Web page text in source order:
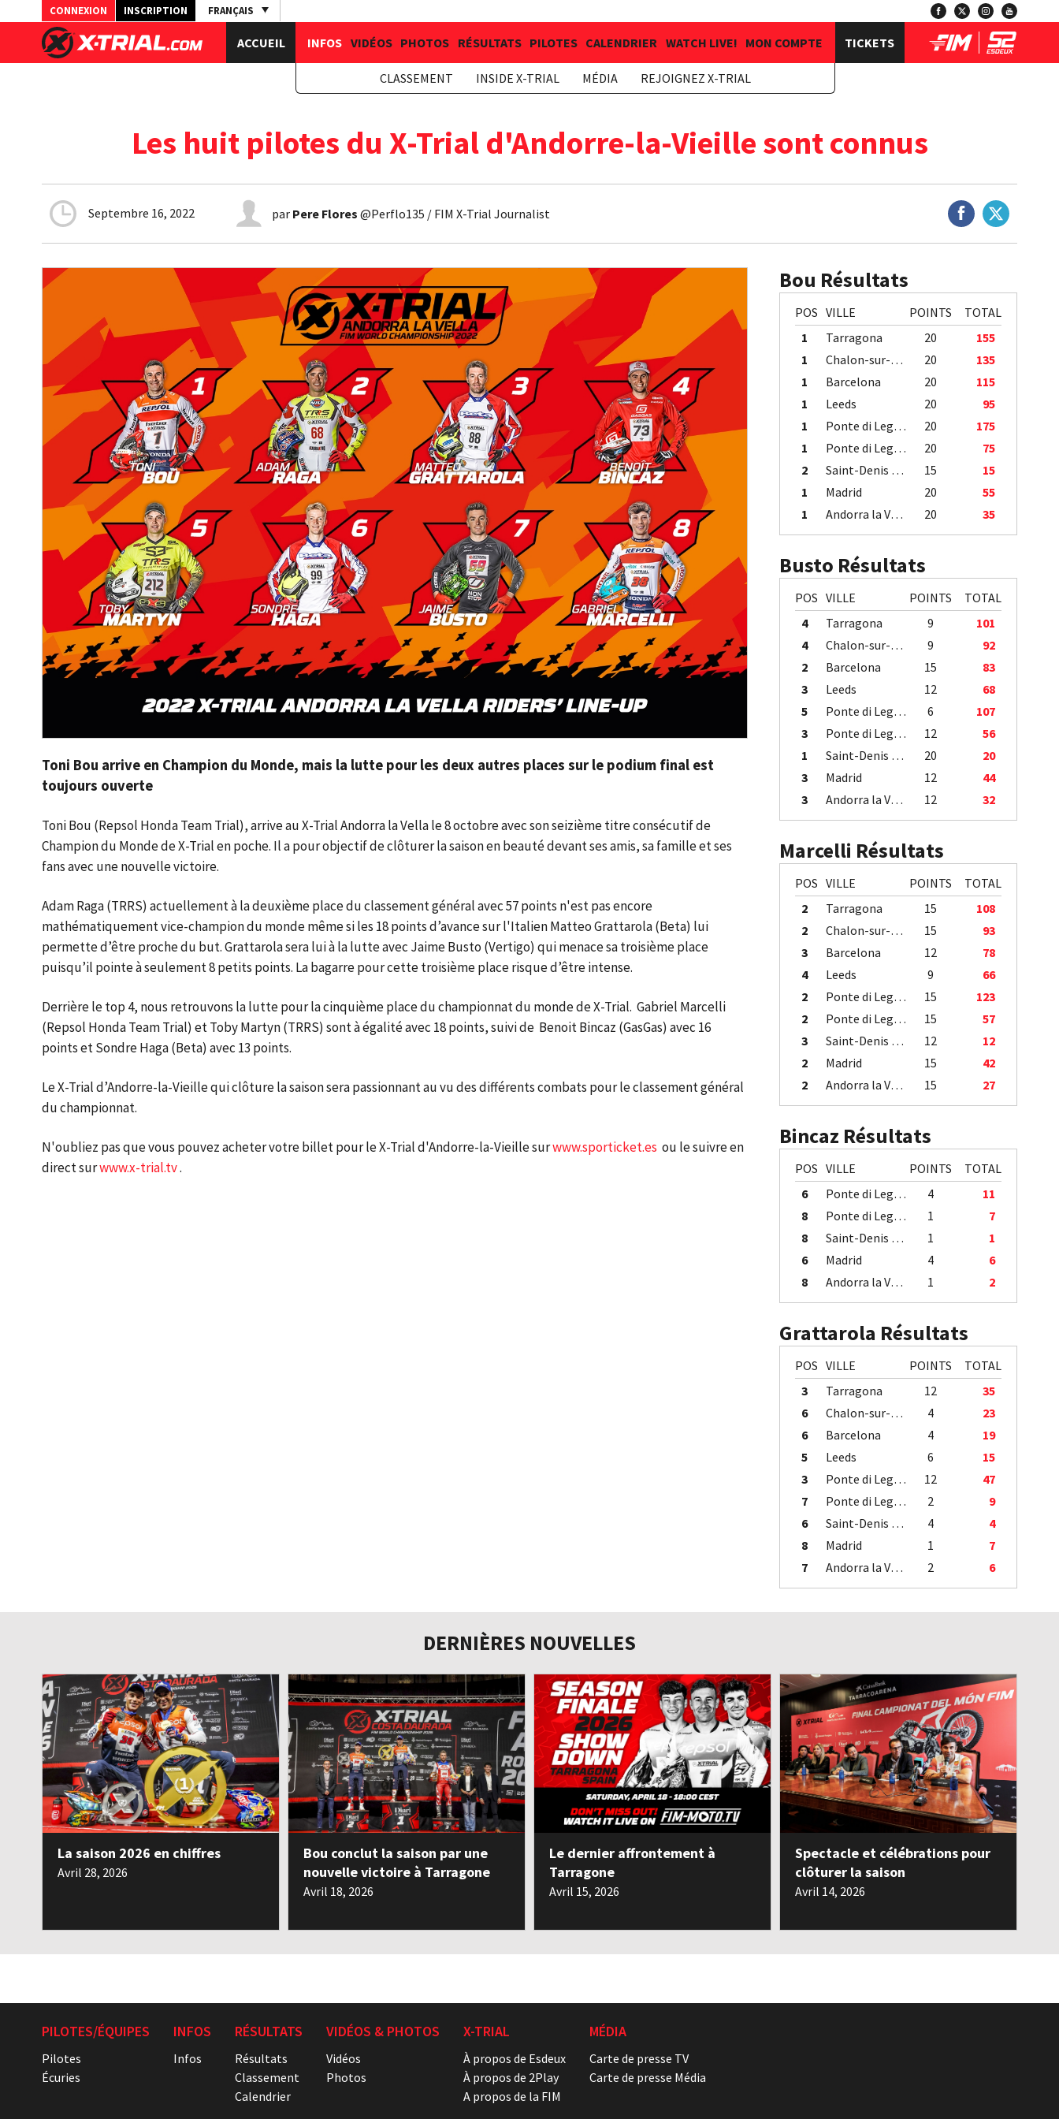
CONNEXION INSCRIPTION FRANÇAIS
ACCUEIL INFOS VIDÉOS PHOTOS RÉSULTATS PILOTES CALENDRIER WATCH LIVE! MON COMPTE
CLASSEMENT INSIDE X-TRIAL MÉDIA REJOIGNEZ X-TRIAL
TICKETS
Les huit pilotes du X-Trial d'Andorre-la-Vieille sont connus
Septembre 16, 2022 par Pere Flores @Perflo135 / FIM X-Trial Journalist
Toni Bou arrive en Champion du Monde, mais la lutte pour les deux autres places sur le podium final est
toujours ouverte
Toni Bou (Repsol Honda Team Trial), arrive au X-Trial Andorra la Vella le 8 octobre avec son seizième titre consécutif de
Champion du Monde de X-Trial en poche. Il a pour objectif de clôturer la saison en beauté devant ses amis, sa famille et ses
fans avec une nouvelle victoire.
Adam Raga (TRRS) actuellement à la deuxième place du classement général avec 57 points n'est pas encore
mathématiquement vice-champion du monde même si les 18 points d’avance sur l'Italien Matteo Grattarola (Beta) lui
permette d’être proche du but. Grattarola sera lui à la lutte avec Jaime Busto (Vertigo) qui menace sa troisième place
puisqu’il pointe à seulement 8 petits points. La bagarre pour cette troisième place risque d’être intense.
Derrière le top 4, nous retrouvons la lutte pour la cinquième place du championnat du monde de X-Trial. Gabriel Marcelli
(Repsol Honda Team Trial) et Toby Martyn (TRRS) sont à égalité avec 18 points, suivi de Benoit Bincaz (GasGas) avec 16
points et Sondre Haga (Beta) avec 13 points.
Le X-Trial d’Andorre-la-Vieille qui clôture la saison sera passionnant au vu des différents combats pour le classement général
du championnat.
N'oubliez pas que vous pouvez acheter votre billet pour le X-Trial d'Andorre-la-Vieille surwww.sporticket.es ou le suivre en
direct surwww.x-trial.tv.
Bou Résultats
POS VILLE POINTS
TOTAL
1
Tarragona 20
155
1
Chalon-sur-Saône 20
135
1
Barcelona 20
115
1
Leeds 20
95
1
Ponte di Legno 20
175
1
Ponte di Legno 20
75
2
Saint-Denis / Île de la Réunion 15
15
1
Madrid 20
55
1
Andorra la Vella 20 35
Busto Résultats
POS VILLE POINTS
TOTAL
4
Tarragona 9
101
4
Chalon-sur-Saône 9
92
2
Barcelona 15
83
3
Leeds 12
68
5
Ponte di Legno 6
107
3
Ponte di Legno 12
56
1
Saint-Denis / Île de la Réunion 20
20
3
Madrid 12
44
3
Andorra la Vella 12 32
Marcelli Résultats
POS VILLE POINTS
TOTAL
2
Tarragona 15
108
2
Chalon-sur-Saône 15
93
3
Barcelona 12
78
4
Leeds 9
66
2
Ponte di Legno 15
123
2
Ponte di Legno 15
57
3
Saint-Denis / Île de la Réunion 12
12
2
Madrid 15
42
2
Andorra la Vella 15 27
Bincaz Résultats
POS VILLE POINTS
TOTAL
6
Ponte di Legno 4
11
8
Ponte di Legno 1
7
8
Saint-Denis / Île de la Réunion 1
1
6
Madrid 4
6
8
Andorra la Vella 1 2
Grattarola Résultats
POS VILLE POINTS
TOTAL
3
Tarragona 12
35
6
Chalon-sur-Saône 4
23
6
Barcelona 4
19
5
Leeds 6
15
3
Ponte di Legno 12
47
7
Ponte di Legno 2
9
6
Saint-Denis / Île de la Réunion 4
4
8
Madrid 1
7
7
Andorra la Vella 2 6
DERNIÈRES NOUVELLES
La saison 2026 en chiffres
Avril 28, 2026
Bou conclut la saison par une
nouvelle victoire à Tarragone
Avril 18, 2026
Le dernier affrontement à
Tarragone
Avril 15, 2026
Spectacle et célébrations pour
clôturer la saison
Avril 14, 2026
PILOTES/ÉQUIPES
Pilotes
Écuries
INFOS
Infos
RÉSULTATS
Résultats
Classement
Calendrier
VIDÉOS & PHOTOS
Vidéos
Photos
X-TRIAL
À propos de Esdeux
À propos de 2Play
A propos de la FIM
MÉDIA
Carte de presse TV
Carte de presse Média